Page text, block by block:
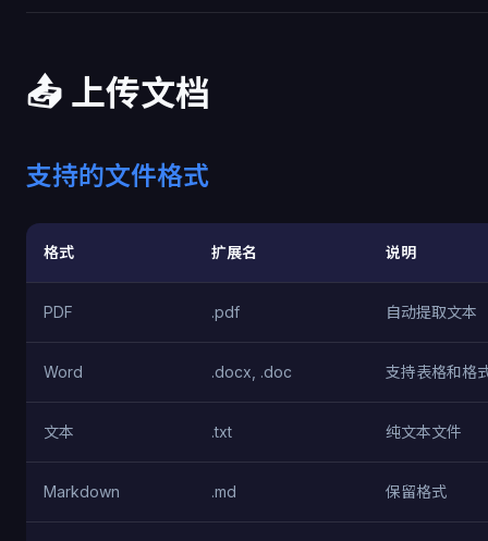
📤 上传文档
支持的文件格式
格式 扩展名 说明
PDF .pdf 自动提取文本
Word .docx, .doc 支持表格和格
文本 .txt 纯文本文件
Markdown .md 保留格式